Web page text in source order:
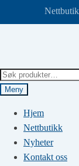
Søk
etter:
Meny
Hjem
Nettbutikk
Nyheter
Kontakt oss